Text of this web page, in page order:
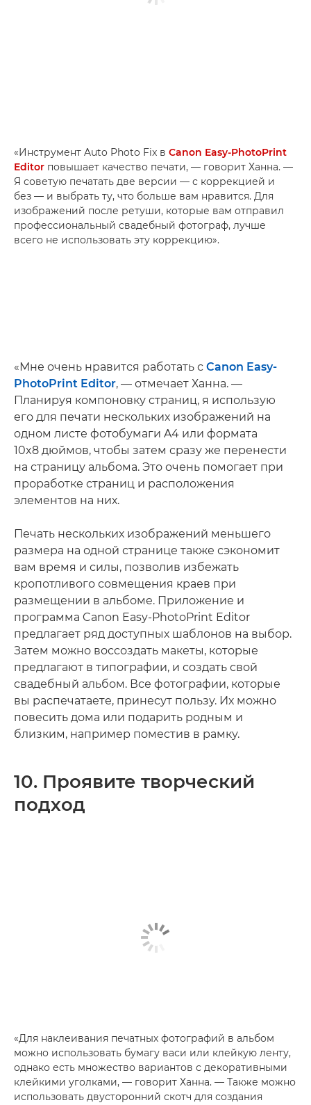
«Инструмент Auto Photo Fix в Canon Easy-PhotoPrint
Editor повышает качество печати, — говорит Ханна. —
Я советую печатать две версии — с коррекцией и
без — и выбрать ту, что больше вам нравится. Для
изображений после ретуши, которые вам отправил
профессиональный свадебный фотограф, лучше
всего не использовать эту коррекцию».
«Мне очень нравится работать с Canon Easy-
PhotoPrint Editor, — отмечает Ханна. —
Планируя компоновку страниц, я использую
его для печати нескольких изображений на
одном листе фотобумаги A4 или формата
10x8 дюймов, чтобы затем сразу же перенести
на страницу альбома. Это очень помогает при
проработке страниц и расположения
элементов на них.
Печать нескольких изображений меньшего
размера на одной странице также сэкономит
вам время и силы, позволив избежать
кропотливого совмещения краев при
размещении в альбоме. Приложение и
программа Canon Easy-PhotoPrint Editor
предлагает ряд доступных шаблонов на выбор.
Затем можно воссоздать макеты, которые
предлагают в типографии, и создать свой
свадебный альбом. Все фотографии, которые
вы распечатаете, принесут пользу. Их можно
повесить дома или подарить родным и
близким, например поместив в рамку.
10. Проявите творческий
подход
«Для наклеивания печатных фотографий в альбом
можно использовать бумагу васи или клейкую ленту,
однако есть множество вариантов с декоративными
клейкими уголками, — говорит Ханна. — Также можно
использовать двусторонний скотч для создания